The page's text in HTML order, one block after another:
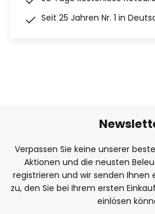
Seit 25 Jahren Nr. 1 in
Verpassen Sie keine unserer
Aktionen und die neusten
registrieren und wir senden Ihnen
zu, den Sie bei Ihrem ersten
einlösen